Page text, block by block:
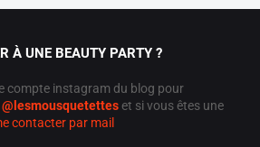
À UNE BEAUTY PARTY ?
compte instagram du blog pour
@lesmousquetetteset si vous êtes une
contacter par mail